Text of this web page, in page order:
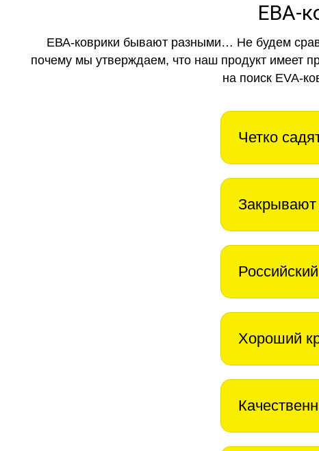
ЕВА-
ЕВА-коврики бывают разными… Не будем
почему мы утверждаем, что наш продукт имеет
на поиск EVA-
Четко
Закрывают
Хороший